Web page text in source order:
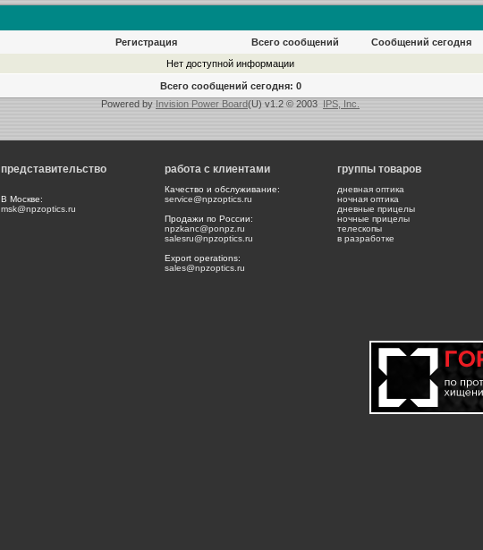
Регистрация Всего сообщений Сообщений сегодня
Нет доступной информации
Всего сообщений сегодня: 0
Powered by Invision Power Board(U) v1.2 © 2003 IPS, Inc.
представительство
В Москве:
msk@npzoptics.ru
работа с клиентами
Качество и обслуживание:
service@npzoptics.ru
Продажи по России:
npzkanc@ponpz.ru
salesru@npzoptics.ru
Export operations:
sales@npzoptics.ru
группы товаров
дневная оптика
ночная оптика
дневные прицелы
ночные прицелы
телескопы
в разработке